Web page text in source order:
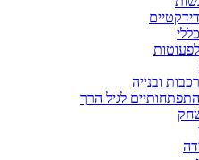
ובנייה
לגיל הרך